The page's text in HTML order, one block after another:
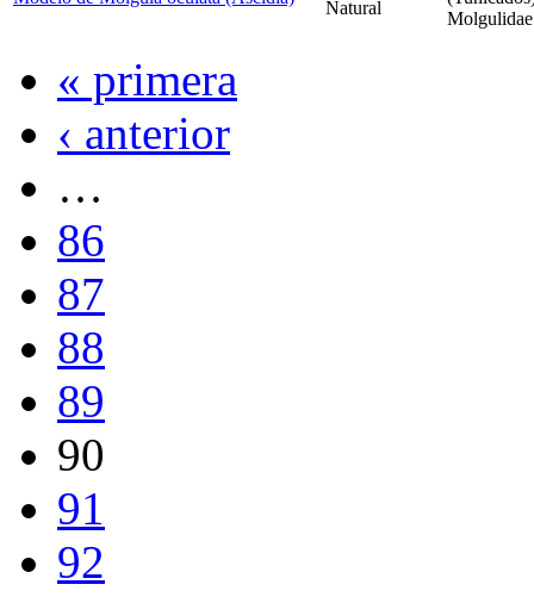
Natural
« primera
‹ anterior
…
86
87
88
89
90
91
92